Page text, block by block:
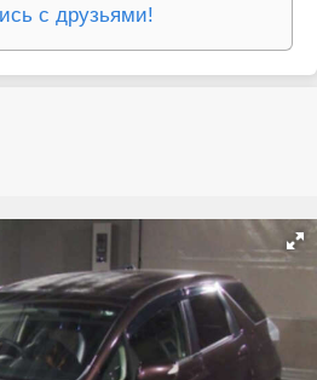
с друзьями!